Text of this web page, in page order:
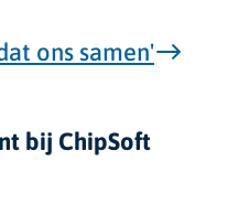
ons samen'
bij ChipSoft